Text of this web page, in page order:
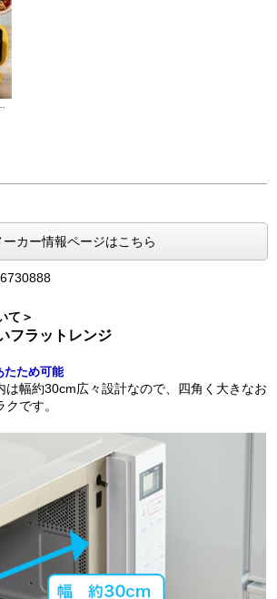
ーカー情報ページはこちら
て＞
フラットレンジ
たため可能
は幅約30cm広々設計なので、四角く大きなお
です。